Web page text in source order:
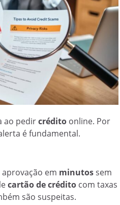
ao pedircrédito online. Por
é fundamental.
em minutossem
cartão de crédito com taxas
são suspeitas.